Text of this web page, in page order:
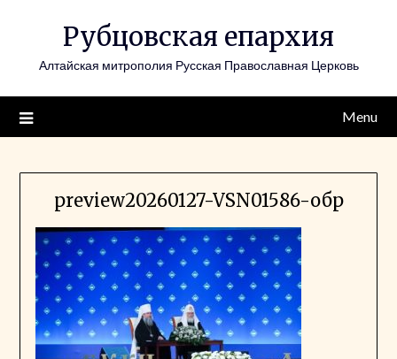
Рубцовская епархия
Алтайская митрополия Русская Православная Церковь
Menu
preview20260127-VSN01586-обр